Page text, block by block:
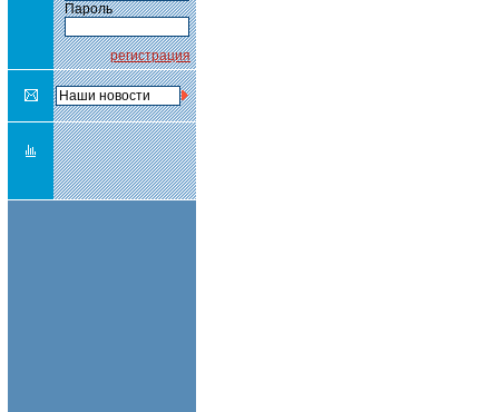
Пароль
регистрация